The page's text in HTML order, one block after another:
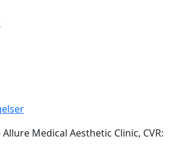
Medical Aesthetic Clinic, CVR: